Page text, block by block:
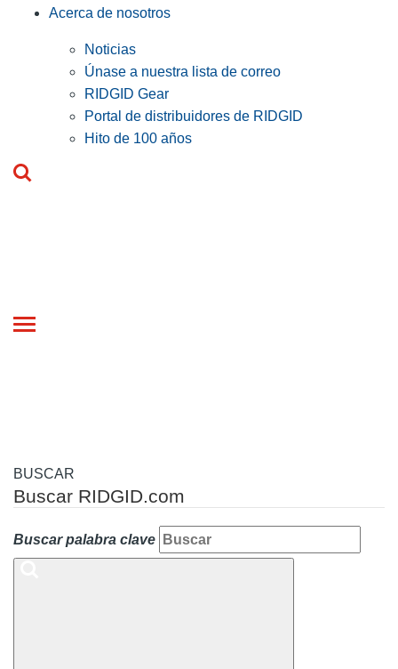
Acerca de nosotros
Noticias
Únase a nuestra lista de correo
RIDGID Gear
Portal de distribuidores de RIDGID
Hito de 100 años
Toggle
BUSCAR
Buscar RIDGID.com
Buscar palabra clave